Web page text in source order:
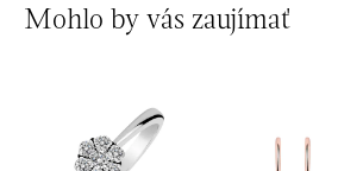
Mohlo by vás zaujímať